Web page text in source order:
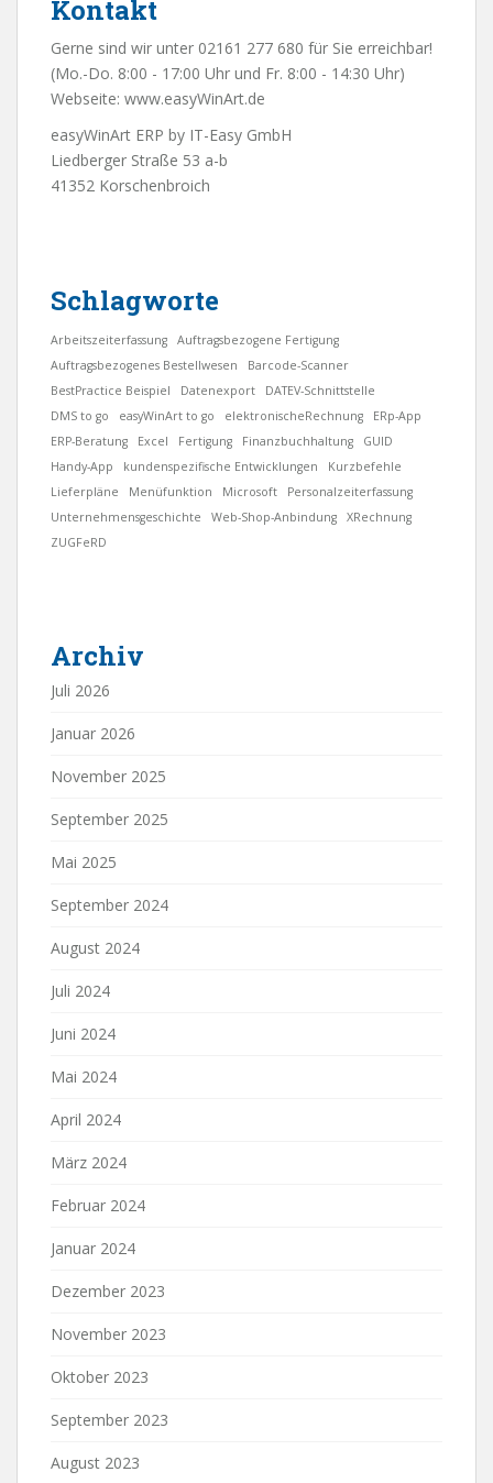
Kontakt
Gerne sind wir unter 02161 277 680 für Sie erreichbar!
(Mo.-Do. 8:00 - 17:00 Uhr und Fr. 8:00 - 14:30 Uhr)
Webseite: www.easyWinArt.de
easyWinArt ERP by IT-Easy GmbH
Liedberger Straße 53 a-b
41352 Korschenbroich
Schlagworte
Arbeitszeiterfassung
Auftragsbezogene Fertigung
Auftragsbezogenes Bestellwesen
Barcode-Scanner
BestPractice Beispiel
Datenexport
DATEV-Schnittstelle
DMS to go
easyWinArt to go elektronischeRechnung
ERp-App
ERP-Beratung
Excel Fertigung Finanzbuchhaltung
GUID
Handy-App
kundenspezifische Entwicklungen
Kurzbefehle
Lieferpläne
Menüfunktion Microsoft
Personalzeiterfassung
Unternehmensgeschichte
Web-Shop-Anbindung
XRechnung
ZUGFeRD
Archiv
Juli 2026
Januar 2026
November 2025
September 2025
Mai 2025
September 2024
August 2024
Juli 2024
Juni 2024
Mai 2024
April 2024
März 2024
Februar 2024
Januar 2024
Dezember 2023
November 2023
Oktober 2023
September 2023
August 2023